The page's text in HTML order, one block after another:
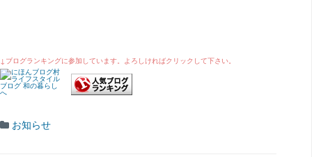
↓ブログランキングに参加しています。よろしければクリックして下さい。
お知らせ